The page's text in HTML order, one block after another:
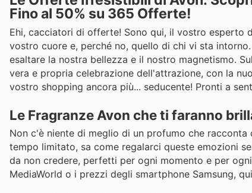
Fino al 50% su 365 Offerte!
Ehi, cacciatori di offerte! Sono qui, il vostro esperto
vostro cuore e, perché no, quello di chi vi sta
esaltare la nostra bellezza e il nostro magnetismo.
vera e propria celebrazione dell'attrazione, con la
vostro shopping ancora più... seducente! Pronti a
Le Fragranze Avon che ti faranno
Non c'è niente di meglio di un profumo che
tempo limitato, sa come regalarci queste emozioni
da non credere, perfetti per ogni momento e per
MediaWorld o i prezzi degli smartphone Samsung,